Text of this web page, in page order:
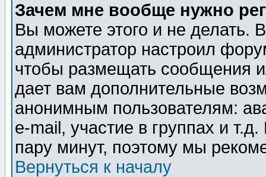
Зачем мне вообще нужно
Вы можете этого и не делать.
администратор настроил
чтобы размещать сообщения
дает вам дополнительные
анонимным пользователям:
e-mail, участие в группах и
пару минут, поэтому мы
Вернуться к началу